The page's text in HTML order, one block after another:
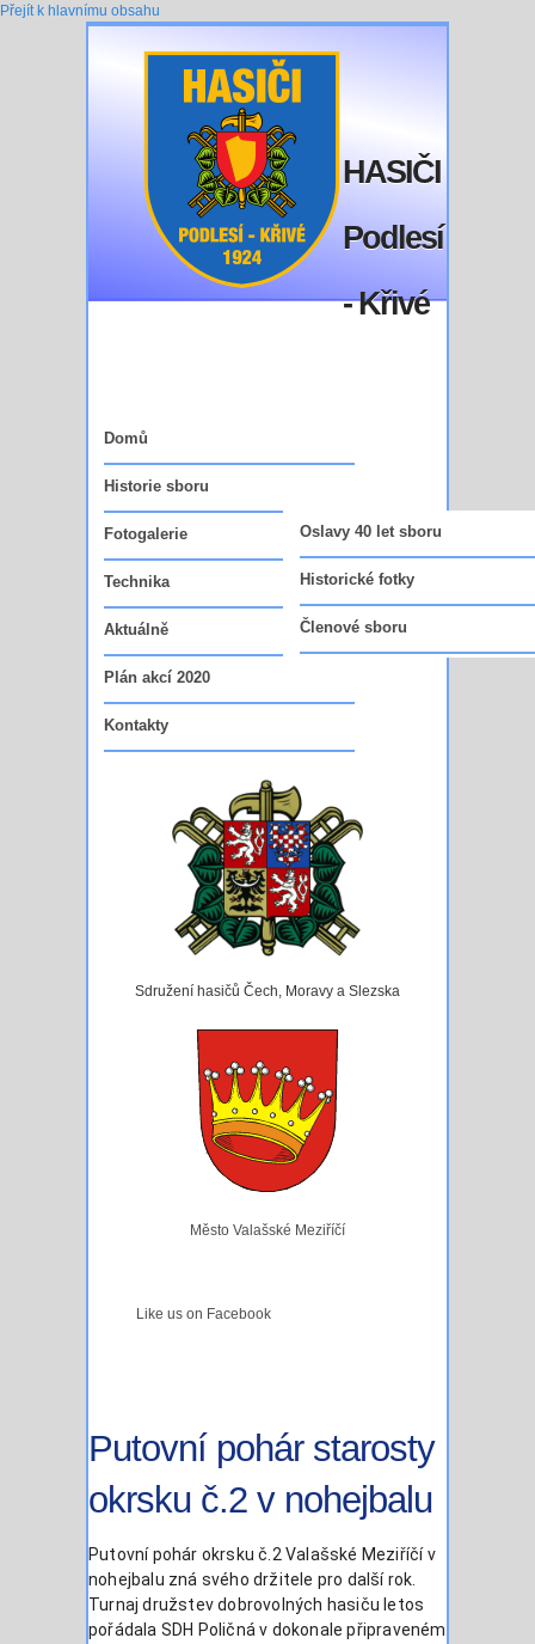
Přejít k hlavnímu obsahu
HASIČI
Podlesí
- Křivé
Domů
Historie sboru
Oslavy 40 let sboru
Vedoucí funkcionáři sboru
Fotogalerie
Historické fotky
Členové sboru
Technika
Aktuálně
Plán akcí 2020
Kontakty
Sdružení hasičů Čech, Moravy a Slezska
Město Valašské Meziříčí
Like us on Facebook
Putovní pohár starosty
okrsku č.2 v nohejbalu
Putovní pohár okrsku č.2 Valašské Meziříčí v
nohejbalu zná svého držitele pro další rok.
Turnaj družstev dobrovolných hasiču letos
pořádala SDH Poličná v dokonale připraveném